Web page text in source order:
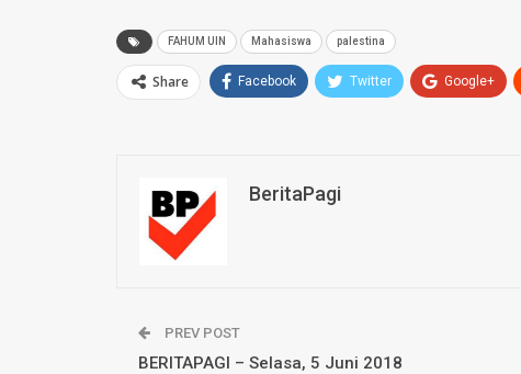
FAHUM UIN Mahasiswa palestina
Share Facebook Twitter Google+
BeritaPagi
PREV POST
BERITAPAGI – Selasa, 5 Juni 2018